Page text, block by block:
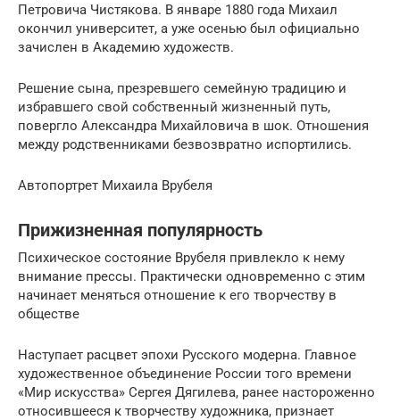
Петровича Чистякова. В январе 1880 года Михаил
окончил университет, а уже осенью был официально
зачислен в Академию художеств.
Решение сына, презревшего семейную традицию и
избравшего свой собственный жизненный путь,
повергло Александра Михайловича в шок. Отношения
между родственниками безвозвратно испортились.
Автопортрет Михаила Врубеля
Прижизненная популярность
Психическое состояние Врубеля привлекло к нему
внимание прессы. Практически одновременно с этим
начинает меняться отношение к его творчеству в
обществе
Наступает расцвет эпохи Русского модерна. Главное
художественное объединение России того времени
«Мир искусства» Сергея Дягилева, ранее настороженно
относившееся к творчеству художника, признает